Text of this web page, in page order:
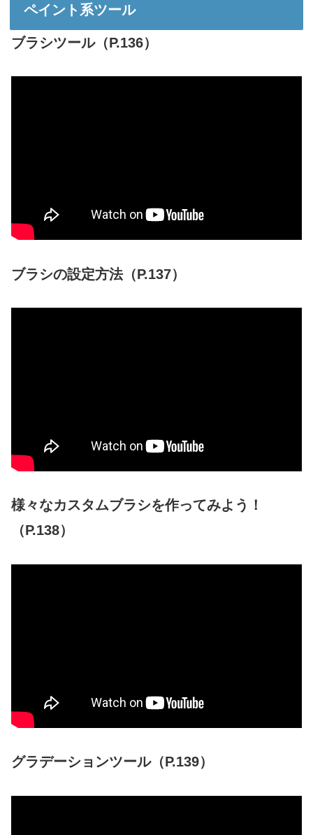
ペイント系ツール
ブラシツール（P.136）
ブラシの設定方法（P.137）
様々なカスタムブラシを作ってみよう！
（P.138）
グラデーションツール（P.139）